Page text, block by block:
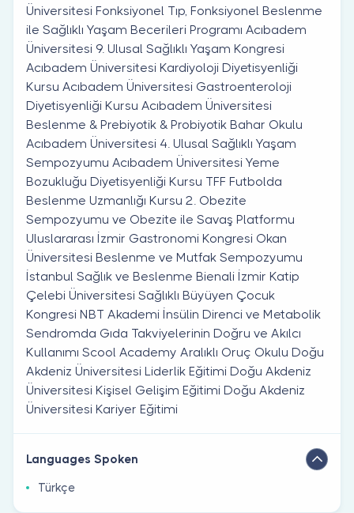
Üniversitesi Fonksiyonel Tıp, Fonksiyonel Beslenme
ile Sağlıklı Yaşam Becerileri Programı Acıbadem
Üniversitesi 9. Ulusal Sağlıklı Yaşam Kongresi
Acıbadem Üniversitesi Kardiyoloji Diyetisyenliği
Kursu Acıbadem Üniversitesi Gastroenteroloji
Diyetisyenliği Kursu Acıbadem Üniversitesi
Beslenme & Prebiyotik & Probiyotik Bahar Okulu
Acıbadem Üniversitesi 4. Ulusal Sağlıklı Yaşam
Sempozyumu Acıbadem Üniversitesi Yeme
Bozukluğu Diyetisyenliği Kursu TFF Futbolda
Beslenme Uzmanlığı Kursu 2. Obezite
Sempozyumu ve Obezite ile Savaş Platformu
Uluslararası İzmir Gastronomi Kongresi Okan
Üniversitesi Beslenme ve Mutfak Sempozyumu
İstanbul Sağlık ve Beslenme Bienali İzmir Katip
Çelebi Üniversitesi Sağlıklı Büyüyen Çocuk
Kongresi NBT Akademi İnsülin Direnci ve Metabolik
Sendromda Gıda Takviyelerinin Doğru ve Akılcı
Kullanımı Scool Academy Aralıklı Oruç Okulu Doğu
Akdeniz Üniversitesi Liderlik Eğitimi Doğu Akdeniz
Üniversitesi Kişisel Gelişim Eğitimi Doğu Akdeniz
Üniversitesi Kariyer Eğitimi
Languages Spoken
Türkçe